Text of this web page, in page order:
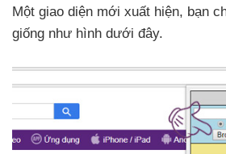
Một giao diện mới xuất hiện, bạn
giống như hình dưới đây.